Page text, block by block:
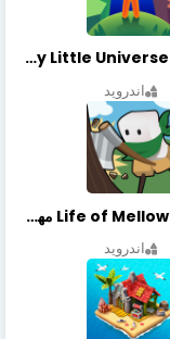
تحميل لعبة My Little Universe مهكرة أخر إصدار
اندرويد
تحميل لعبة Life of Mellow مهكرة أخر إصدار
اندرويد